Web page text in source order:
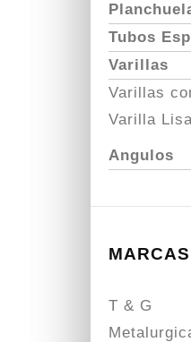
Tubos
Varillas
Varillas
Varilla
Angulos
MARCAS
T & G